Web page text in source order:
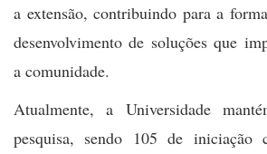
a extensão, contribuindo para a
desenvolvimento de soluções que
a comunidade.
Atualmente, a Universidade
pesquisa, sendo 105 de